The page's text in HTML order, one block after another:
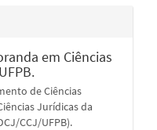
em Ciências
de Ciências
Jurídicas da
CCJ/UFPB).